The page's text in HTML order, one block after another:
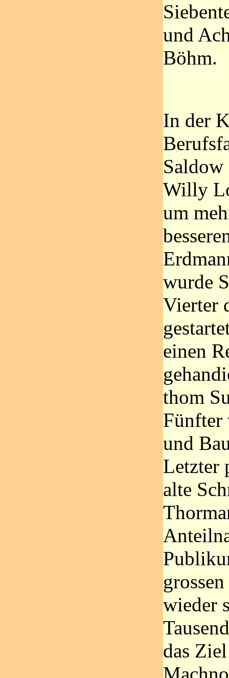
und
Böhm.
In der
Willy
um
wurde
Vierter
einen
thom
Fünfter
und
Letzter
alte
wieder
das